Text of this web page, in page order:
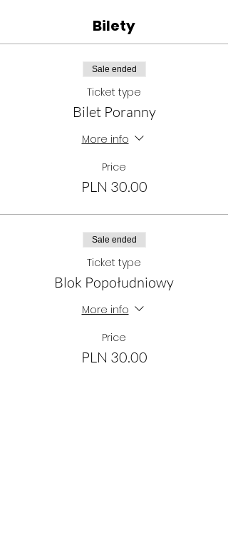
Bilety
Sale ended
Ticket type
Bilet Poranny
More info
Price
PLN 30.00
Sale ended
Ticket type
Blok Popołudniowy
More info
Price
PLN 30.00